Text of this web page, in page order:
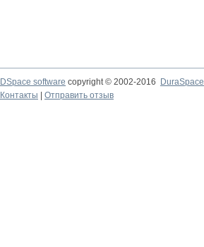
DSpace software copyright © 2002-2016
DuraSpace
Контакты
Отправить отзыв